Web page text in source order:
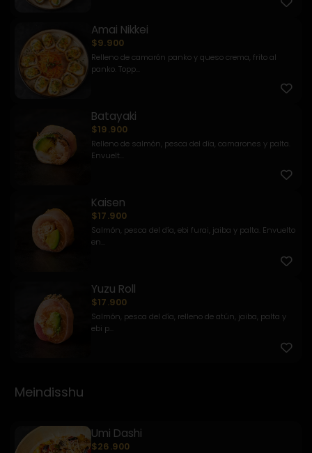
Amai Nikkei
$9.900
Relleno de camarón panko y queso crema, frito al
panko. Topp...
Batayaki
$19.900
Relleno de salmón, pesca del día, camarones y palta.
Envuelt...
Kaisen
$17.900
Salmón, pesca del día, ebi furai, jaiba y palta. Envuelto
en...
Yuzu Roll
$17.900
Salmón, pesca del día, relleno de atún, jaiba, palta y
ebi p...
Meindisshu
Umi Dashi
$26.900